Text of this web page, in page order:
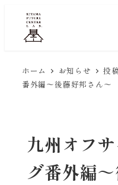
ホーム お知らせ 投
番外編～後藤好邦さん～
九州オフ
グ番外編